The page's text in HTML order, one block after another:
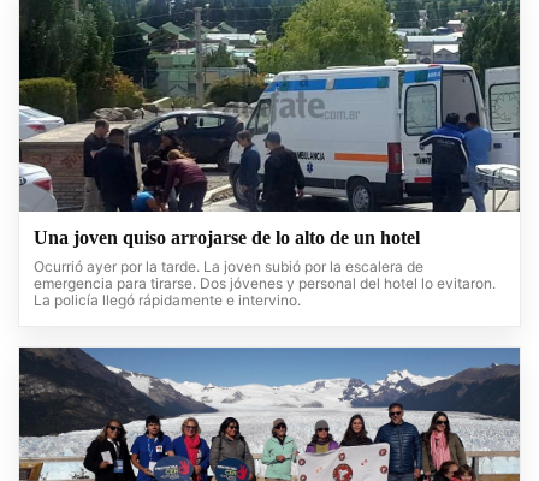
Una joven quiso arrojarse de lo alto de un hotel
Ocurrió ayer por la tarde. La joven subió por la escalera de
emergencia para tirarse. Dos jóvenes y personal del hotel lo evitaron.
La policía llegó rápidamente e intervino.